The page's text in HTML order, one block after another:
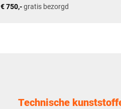
€ 750,-gratis bezorgd
Technische